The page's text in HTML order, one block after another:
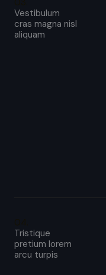
Vestibulum
cras magna nisl
aliquam
Tristique
pretium lorem
arcu turpis